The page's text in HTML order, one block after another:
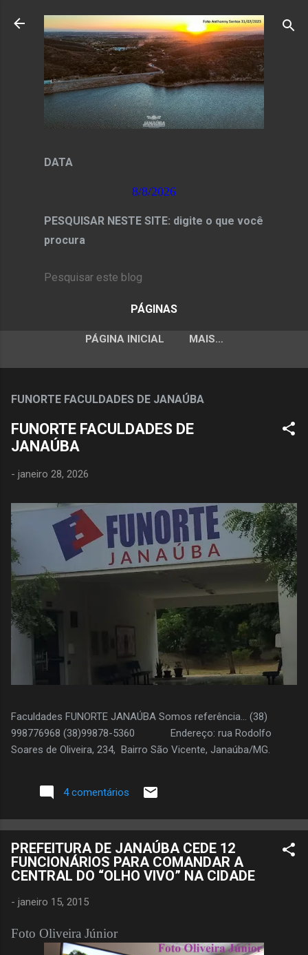
Pular para o conteúdo principal
DATA
8/8/2026
PESQUISAR NESTE SITE: digite o que você
procura
PÁGINAS
PÁGINA INICIAL MAIS…
FUNORTE FACULDADES DE JANAÚBA
FUNORTE FACULDADES DE
JANAÚBA
- janeiro 28, 2026
Faculdades FUNORTE JANAÚBA Somos referência... (38)
998776968 (38)99878-5360 Endereço: rua Rodolfo
Soares de Oliveira, 234, Bairro São Vicente, Janaúba/MG.
4 comentários
PREFEITURA DE JANAÚBA CEDE 12
FUNCIONÁRIOS PARA COMANDAR A
CENTRAL DO “OLHO VIVO” NA CIDADE
- janeiro 15, 2015
Foto Oliveira Júnior